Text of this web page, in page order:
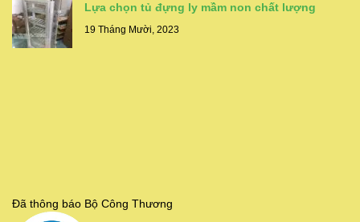
Lựa chọn tủ đựng ly mầm non chất lượng
19 Tháng Mười, 2023
Đã thông báo Bộ Công Thương